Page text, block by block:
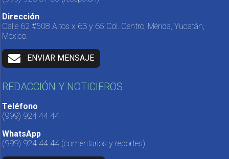
Dirección
Calle 62 #508 Altos x 63 y 65 Col. Centro, Mérida, Yucatán,
México.
ENVIAR MENSAJE
REDACCIÓN Y NOTICIEROS
Teléfono
(999) 924 44 44
WhatsApp
(999) 924 44 44 (comentarios y reportes)